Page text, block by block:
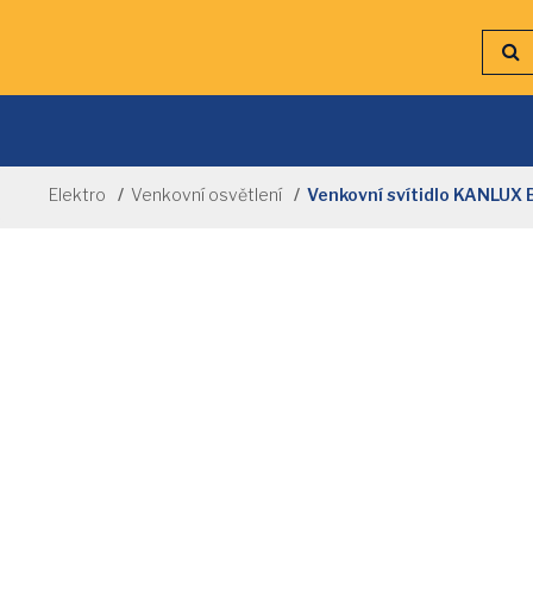
Elektro Venkovní osvětlení Venkovní svítidlo KANLUX